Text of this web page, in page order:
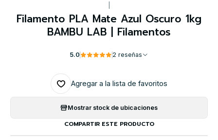
Filamento PLA Mate Azul Oscuro 1kg
BAMBU LAB | Filamentos
5.0 2 reseñas
Agregar a la lista de favoritos
Mostrar stock de ubicaciones
COMPARTIR ESTE PRODUCTO